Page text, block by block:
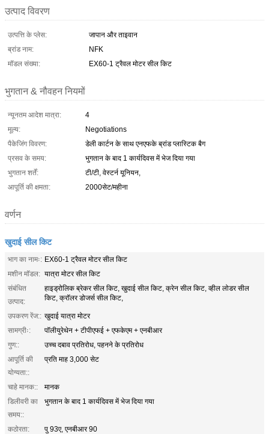
उत्पाद विवरण
उत्पत्ति के प्लेस:
जापान और ताइवान
ब्रांड नाम:
NFK
मॉडल संख्या:
EX60-1 ट्रैवल मोटर सील किट
भुगतान & नौवहन नियमों
न्यूनतम आदेश मात्रा:
4
मूल्य:
Negotiations
पैकेजिंग विवरण:
डेली कार्टन के साथ एनएफके ब्रांड प्लास्टिक बैग
प्रसव के समय:
भुगतान के बाद 1 कार्यदिवस में भेज दिया गया
भुगतान शर्तें:
टी/टी, वेस्टर्न यूनियन,
आपूर्ति की क्षमता:
2000सेट/महीना
वर्णन
खुदाई सील किट
भाग का नामः: EX60-1 ट्रैवल मोटर सील किट
मशीन मॉडल: यात्रा मोटर सील किट
संबंधित
उत्पाद:
हाइड्रोलिक ब्रेकर सील किट, खुदाई सील किट, क्रेन सील किट, व्हील लोडर सील
किट, क्रॉलर डोजर्स सील किट,
उपकरण रेंज:: खुदाई यात्रा मोटर
सामग्रीः:
पॉलीयुरेथेन + टीपीएफई + एफकेएम + एनबीआर
गुण::
उच्च दबाव प्रतिरोध, पहनने के प्रतिरोध
आपूर्ति की
योग्यता::
प्रति माह 3,000 सेट
चाहे मानक::
मानक
डिलीवरी का
समय::
भुगतान के बाद 1 कार्यदिवस में भेज दिया गया
कठोरता:
पु 93ए, एनबीआर 90